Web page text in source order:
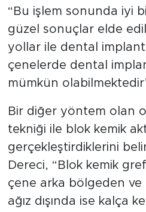
“Bu işlem sonunda iyi
güzel sonuçlar elde
yollar ile dental implant
çenelerde dental
mümkün
Bir diğer yöntem olan
tekniği ile blok kemik
gerçekleştirdiklerini
Dereci, “Blok kemik
çene arka bölgeden
ağız dışında ise kalça